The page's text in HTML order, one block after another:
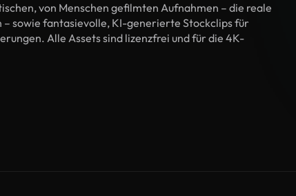
von Menschen gefilmten Aufnahmen – die reale
sowie fantasievolle, KI-generierte Stockclips für
Alle Assets sind lizenzfrei und für die 4K-